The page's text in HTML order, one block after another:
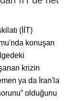
(İİT)
konuşan
krizin
ya da İran'la
olduğunu